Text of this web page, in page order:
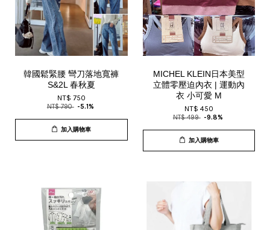
韓國鬆緊腰 彎刀落地寬褲
S&2L 春秋夏
NT$ 750
NT$ 790 -5.1%
加入購物車
MICHEL KLEIN日本美型
立體零壓迫內衣 | 運動內
衣 小可愛 M
NT$ 450
NT$ 499 -9.8%
加入購物車